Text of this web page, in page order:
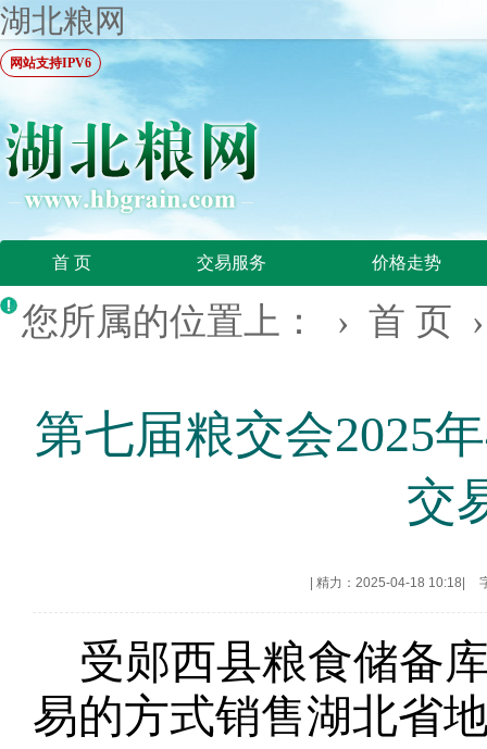
湖北粮网
网站支持IPV6
首 页 交易服务 价格走势
您所属的位置上： › 首 页
第七届粮交会2025
交
精力：2025-04-18 10:18
受郧西县粮食储备
易的方式销售湖北省